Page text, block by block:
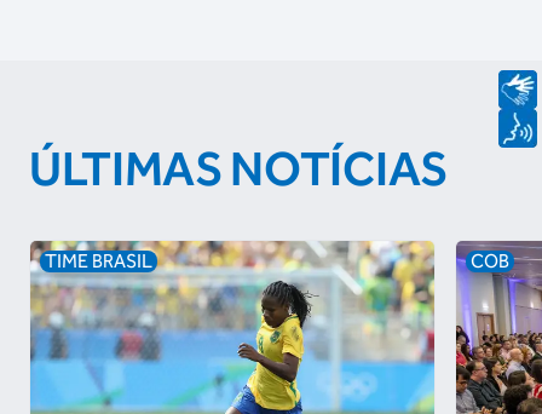
ÚLTIMAS NOTÍCIAS
TIME BRASIL COB